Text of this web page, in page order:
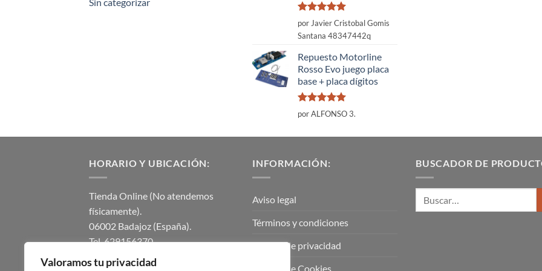
Valoramos tu privacidad
Sin categorizar
Valorado
con
por Javier Cristobal Gomis
Santana 48347442q
Repuesto Motorline
Rosso Evo juego placa
base + placa dígitos
Valorado
con
por ALFONSO 3.
HORARIO Y UBICACIÓN:
Tienda Online (No atendemos
físicamente).
06002 Badajoz (España).
Tel. 629156370.
instalmaticsur@gmail.com.
INFORMACIÓN:
Aviso legal
Términos y condiciones
Política de privacidad
Política de Cookies
BUSCADOR DE